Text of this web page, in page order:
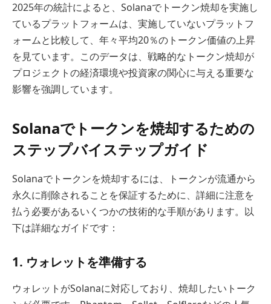
2025年の統計によると、Solanaでトークン焼却を実施し
ているプラットフォームは、実施していないプラットフ
ォームと比較して、年々平均20％のトークン価値の上昇
を見ています。このデータは、戦略的なトークン焼却が
プロジェクトの経済環境や投資家の関心に与える重要な
影響を強調しています。
Solanaでトークンを焼却するための
ステップバイステップガイド
Solanaでトークンを焼却するには、トークンが流通から
永久に削除されることを保証するために、詳細に注意を
払う必要があるいくつかの技術的な手順があります。以
下は詳細なガイドです：
1. ウォレットを準備する
ウォレットがSolanaに対応しており、焼却したいトーク